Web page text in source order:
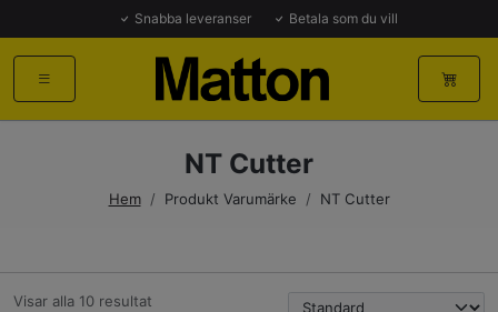
Snabba leveranser Betala som du vill
NT Cutter
Hem / Produkt Varumärke / NT Cutter
Visar alla 10 resultat